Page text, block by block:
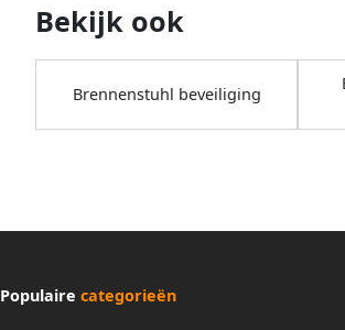
Bekijk ook
Brennenstuhl beveiliging
Populaire categorieën